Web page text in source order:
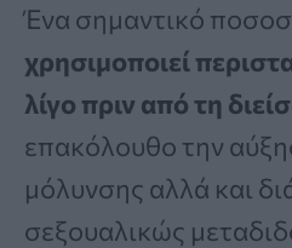
Ένα σημαντικό
χρησιμοποιεί
λίγο πριν από τη
επακόλουθο την
μόλυνσης αλλά και
σεξουαλικώς